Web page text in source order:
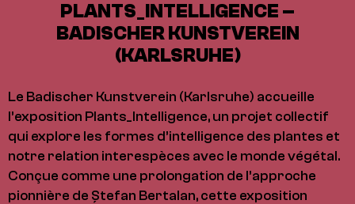
PLANTS_INTELLIGENCE –
BADISCHER KUNSTVEREIN
(KARLSRUHE)
Le Badischer Kunstverein (Karlsruhe) accueille
l’exposition Plants_Intelligence, un projet collectif
qui explore les formes d’intelligence des plantes et
notre relation interespèces avec le monde végétal.
Conçue comme une prolongation de l’approche
pionnière de Ștefan Bertalan, cette exposition